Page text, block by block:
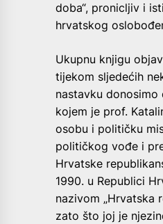
doba“, pronicljiv i
hrvatskog
Ukupnu knjigu
tijekom sljedećih
nastavku donosimo
kojem je prof.
osobu i političku
političkog vođe i
Hrvatske
1990. u Republici
nazivom „Hrvatska
zato što joj je